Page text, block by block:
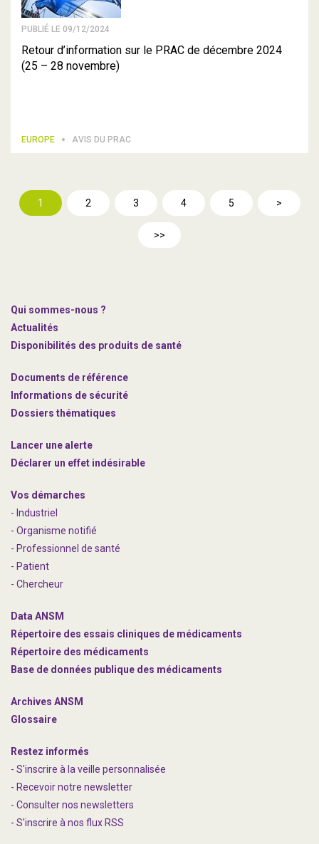
PUBLIÉ LE 09/12/2024
Retour d’information sur le PRAC de décembre 2024
(25 – 28 novembre)
EUROPE AVIS DU PRAC
1 2 3 4 5 >
>>
Qui sommes-nous ?
Actualités
Disponibilités des produits de santé
Documents de référence
Informations de sécurité
Dossiers thématiques
Lancer une alerte
Déclarer un effet indésirable
Vos démarches
- Industriel
- Organisme notifié
- Professionnel de santé
- Patient
- Chercheur
Data ANSM
Répertoire des essais cliniques de médicaments
Répertoire des médicaments
Base de données publique des médicaments
Archives ANSM
Glossaire
Restez informés
- S'inscrire à la veille personnalisée
- Recevoir notre newsletter
- Consulter nos newsletters
- S'inscrire à nos flux RSS